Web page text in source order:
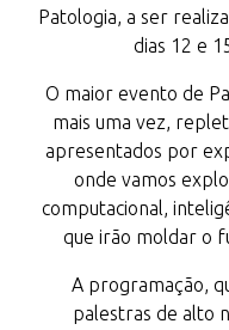
Patologia, a ser
dias 12 e
O maior evento de
mais uma vez,
apresentados por
onde vamos
computacional,
que irão moldar o
A programação,
palestras de alto